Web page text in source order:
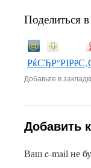
Поделиться
Добавьте в
Добавить
Ваш e-mail не